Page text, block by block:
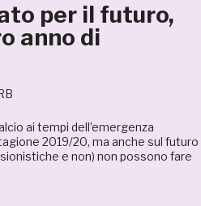
per il futuro,
anno di
ai tempi dell’emergenza
2019/20, ma anche sul futuro
e non) non possono fare